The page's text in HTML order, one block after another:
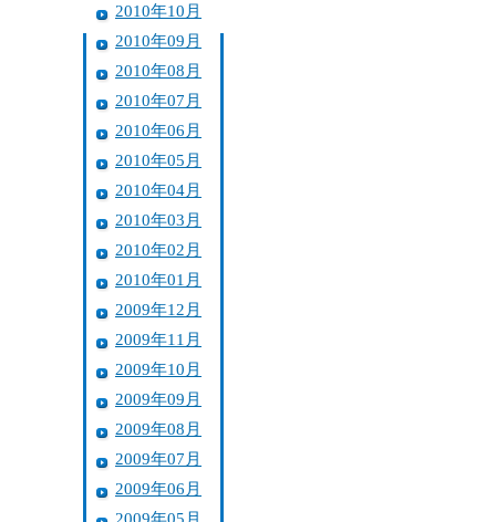
2010年10月
2010年09月
2010年08月
2010年07月
2010年06月
2010年05月
2010年04月
2010年03月
2010年02月
2010年01月
2009年12月
2009年11月
2009年10月
2009年09月
2009年08月
2009年07月
2009年06月
2009年05月